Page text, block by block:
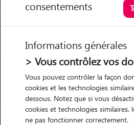
Garde
chez le Pet Sitter
Garde
chez le Pet Sitter
consentements
Informations générales
> Vous contrôlez vos
Vous pouvez contrôler la façon
cookies et les technologies
dessous. Notez que si vous
cookies et technologies similaires,
ne pas fonctionner correctement.